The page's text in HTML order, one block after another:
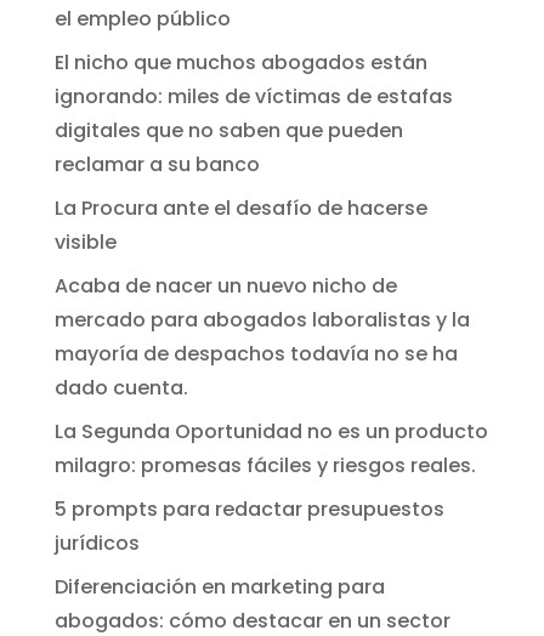
el empleo público
El nicho que muchos abogados están
ignorando: miles de víctimas de estafas
digitales que no saben que pueden
reclamar a su banco
La Procura ante el desafío de hacerse
visible
Acaba de nacer un nuevo nicho de
mercado para abogados laboralistas y la
mayoría de despachos todavía no se ha
dado cuenta.
La Segunda Oportunidad no es un producto
milagro: promesas fáciles y riesgos reales.
5 prompts para redactar presupuestos
jurídicos
Diferenciación en marketing para
abogados: cómo destacar en un sector